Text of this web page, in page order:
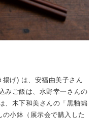
げ) は、安福由美子さん
みご飯は、水野幸一さんの
、木下和美さんの「黒釉蝙
小鉢（展示会で購入した